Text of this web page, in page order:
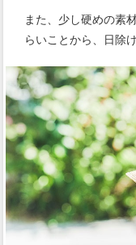
また、少し硬めの素
らいことから、日除